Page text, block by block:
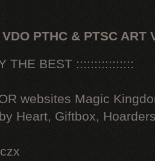
VDO PTHC & PTSC ART
THE BEST ::::::::::::::::
websites Magic
Heart, Giftbox,